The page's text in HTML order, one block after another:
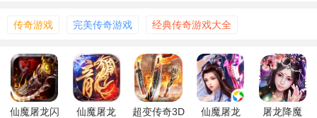
1、万千美景，极致视觉盛宴，幻斗副本等你战；
2、高清画质，仙逆征途，魔域厮杀，无尽热血；
3、捕捉萌宠，携手组队，激爽厮杀，嗜血屠魔。
【游戏玩法】
传奇游戏 完美传奇游戏 经典传奇游戏大全
仙魔屠龙闪
仙魔屠龙
超变传奇3D
仙魔屠龙
屠龙降魔